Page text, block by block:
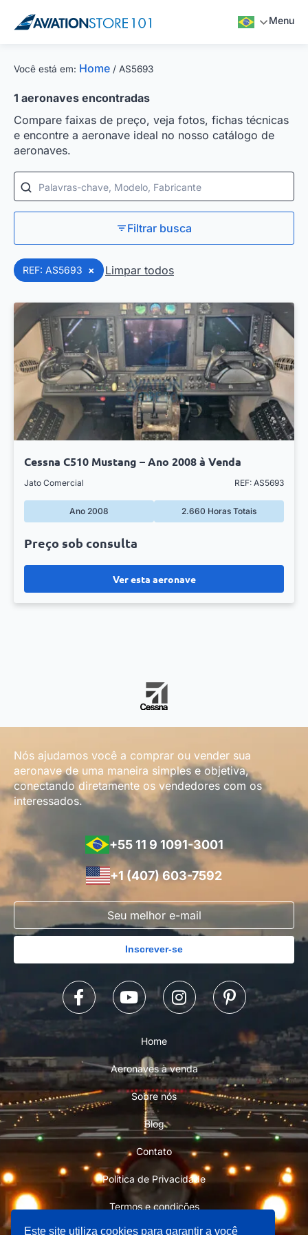
Menu
Você está em: Home / AS5693
1 aeronaves encontradas
Compare faixas de preço, veja fotos, fichas técnicas
e encontre a aeronave ideal no nosso catálogo de
aeronaves.
Palavras-chave, Modelo, Fabricante
Filtrar busca
REF: AS5693 × Limpar todos
Cessna C510 Mustang – Ano 2008 à Venda
Jato Comercial REF: AS5693
Ano 2008 2.660 Horas Totais
Ver esta aeronave
Preço sob consulta
Nós ajudamos você a comprar ou vender sua
aeronave de uma maneira simples e objetiva,
conectando diretamente os vendedores com os
interessados.
+55 11 9 1091-3001
+1 (407) 603-7592
Inscrever-se
Home
Aeronaves à venda
Sobre nós
Blog
Contato
Política de Privacidade
Termos e condições
Este site utiliza cookies para garantir a você